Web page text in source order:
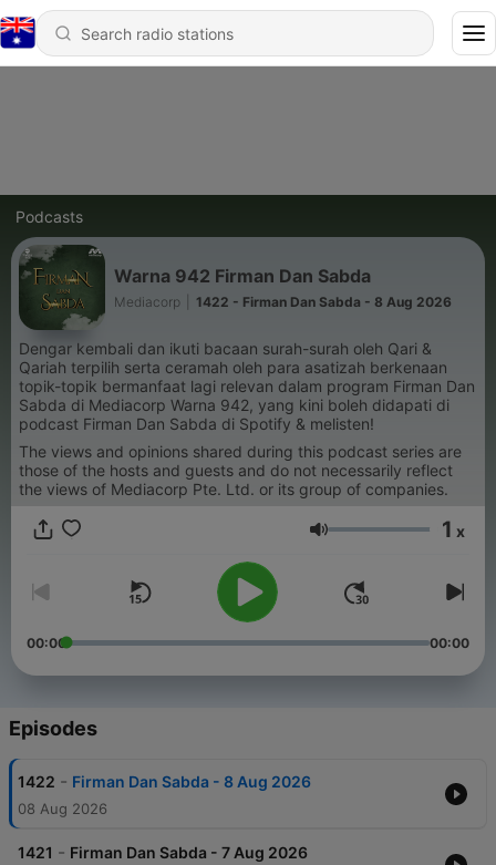
Podcasts
Warna 942 Firman Dan Sabda
Mediacorp 1422 - Firman Dan Sabda - 8 Aug 2026
Dengar kembali dan ikuti bacaan surah-surah oleh Qari &
Qariah terpilih serta ceramah oleh para asatizah berkenaan
topik-topik bermanfaat lagi relevan dalam program Firman Dan
Sabda di Mediacorp Warna 942, yang kini boleh didapati di
podcast Firman Dan Sabda di Spotify & melisten!
The views and opinions shared during this podcast series are
those of the hosts and guests and do not necessarily reflect
the views of Mediacorp Pte. Ltd. or its group of companies.
Volume 1 x
00:00 00:00
Episodes
1422 - Firman Dan Sabda - 8 Aug 2026
08 Aug 2026
1421 - Firman Dan Sabda - 7 Aug 2026